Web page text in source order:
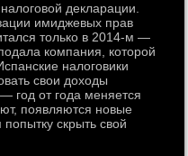
декларации.
имиджевых прав
только в 2014-м —
компания, которой
налоговики
свои доходы
год от года меняется
появляются новые
скрыть свой